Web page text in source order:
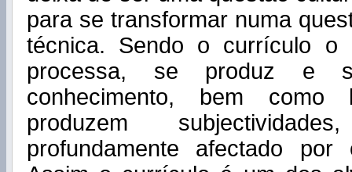
para se transformar numa
técnica. Sendo o currículo o
processa, se produz e
conhecimento, bem
produzem
profundamente afectado por